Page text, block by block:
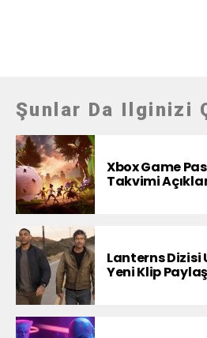
Şunlar Da Ilginizi
Xbox Game
Takvimi
Lanterns
Yeni Klip